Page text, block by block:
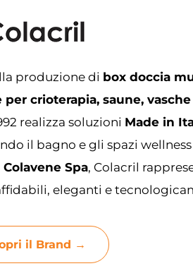
produzione di box doccia
crioterapia, saune,
realizza soluzioni Made in
il bagno e gli spazi
Spa, Colacril
eleganti e
il Brand →